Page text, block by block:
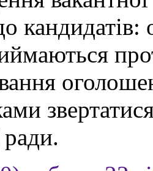
кандидатів:
ради.